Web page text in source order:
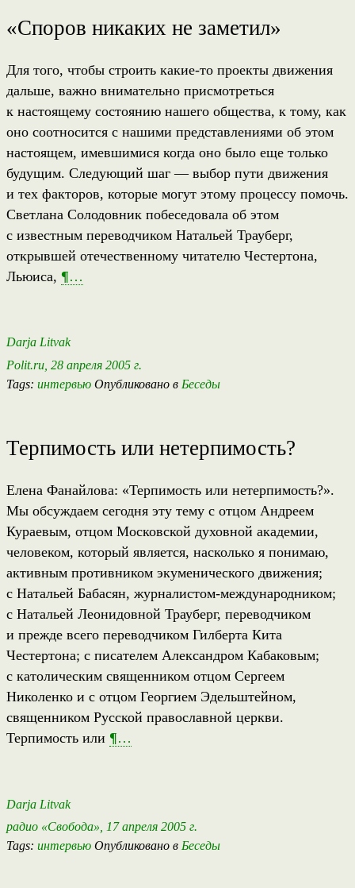
«Споров никаких не заметил»
Для того, чтобы строить какие-то проекты движения
дальше, важно внимательно присмотреться
к настоящему состоянию нашего общества, к тому, как
оно соотносится с нашими представлениями об этом
настоящем, имевшимися когда оно было еще только
будущим. Следующий шаг — выбор пути движения
и тех факторов, которые могут этому процессу помочь.
Светлана Солодовник побеседовала об этом
с известным переводчиком Натальей Трауберг,
открывшей отечественному читателю Честертона,
Льюиса, ¶…
Darja Litvak
Polit.ru, 28 апреля 2005 г.
Tags: интервью Опубликовано в Беседы
Терпимость или нетерпимость?
Елена Фанайлова: «Терпимость или нетерпимость?».
Мы обсуждаем сегодня эту тему с отцом Андреем
Кураевым, отцом Московской духовной академии,
человеком, который является, насколько я понимаю,
активным противником экуменического движения;
с Натальей Бабасян, журналистом-международником;
с Натальей Леонидовной Трауберг, переводчиком
и прежде всего переводчиком Гилберта Кита
Честертона; с писателем Александром Кабаковым;
с католическим священником отцом Сергеем
Николенко и с отцом Георгием Эдельштейном,
священником Русской православной церкви.
Терпимость или ¶…
Darja Litvak
радио «Свобода», 17 апреля 2005 г.
Tags: интервью Опубликовано в Беседы